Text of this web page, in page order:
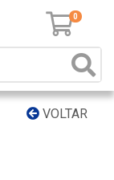
0
VOLTAR